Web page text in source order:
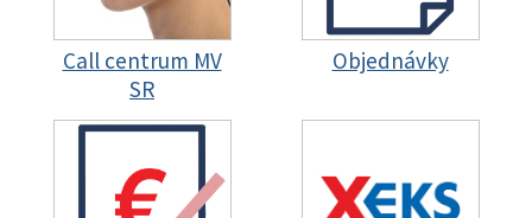
Call centrum MV
SR
Objednávky